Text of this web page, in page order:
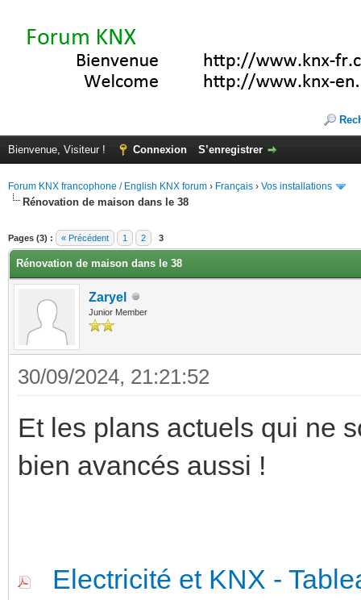
Bienvenue, Visiteur ! Connexion S’enregistrer
Forum KNX francophone / English KNX forum › Français › Vos installations
Rénovation de maison dans le 38
Pages (3) : « Précédent 1 2 3
Rénovation de maison dans le 38
Zaryel
Junior Member
30/09/2024, 21:21:52
Et les plans actuels qui ne
bien avancés aussi !
Electricité et KNX -